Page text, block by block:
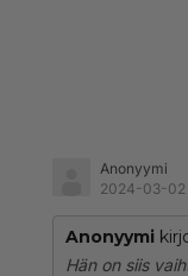
Anonyymi
2024-03-02
Anonyymi
Hän on siis